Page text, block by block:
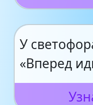
У
«Вперед